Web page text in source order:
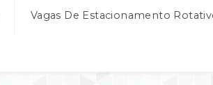
Vagas De Estacionamento